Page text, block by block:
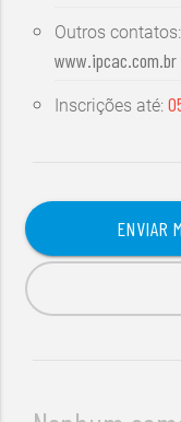
Outros contatos:
www.ipcac.com.br
Inscrições até:
ENVIAR